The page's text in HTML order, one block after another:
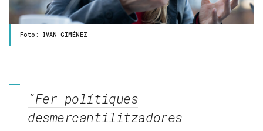
Foto: IVAN GIMÉNEZ
“Fer polítiques
desmercantilitzadores